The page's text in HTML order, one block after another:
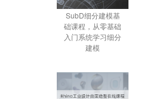
SubD细分建模基
础课程，从零基础
入门系统学习细分
建模